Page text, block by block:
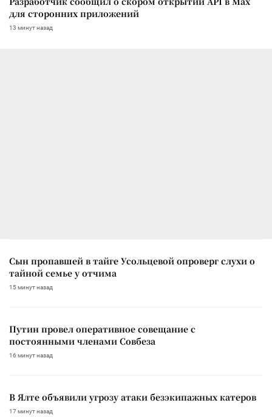
для сторонних приложений
13 минут назад
Сын пропавшей в тайге Усольцевой опроверг слухи о
тайной семье у отчима
15 минут назад
Путин провел оперативное совещание с
постоянными членами Совбеза
16 минут назад
В Ялте объявили угрозу атаки безэкипажных катеров
17 минут назад